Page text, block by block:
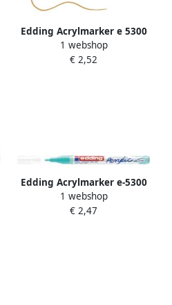
Edding Acrylmarker e 5300
fijn rijkgoud
1 webshop
€ 2,52
Edding Acrylmarker e-5300
fijn opulent turquois
1 webshop
€ 2,47